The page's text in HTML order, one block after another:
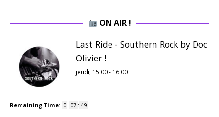
ON AIR !
Last Ride - Southern Rock by Doc
Olivier !
jeudi, 15:00- 16:00
Remaining Time: 0 : 07 : 49